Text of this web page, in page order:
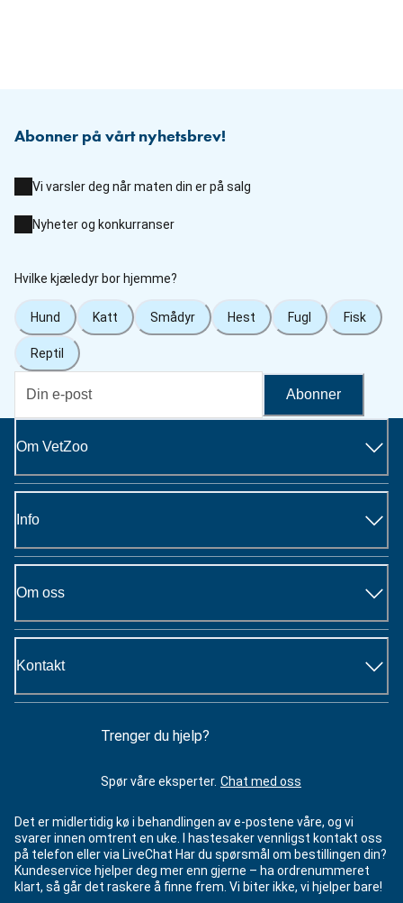
Abonner på vårt nyhetsbrev!
Vi varsler deg når maten din er på salg
Nyheter og konkurranser
Hvilke kjæledyr bor hjemme?
Hund Katt Smådyr Hest Fugl Fisk
Reptil
Abonner
Om VetZoo
Info
Om oss
Kontakt
Trenger du hjelp?
Spør våre eksperter. Chat med oss
Det er midlertidig kø i behandlingen av e-postene våre, og vi
svarer innen omtrent en uke. I hastesaker vennligst kontakt oss
på telefon eller via LiveChat Har du spørsmål om bestillingen din?
Kundeservice hjelper deg mer enn gjerne – ha ordrenummeret
klart, så går det raskere å finne frem. Vi biter ikke, vi hjelper bare!